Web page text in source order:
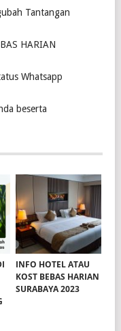
Tantangan
HARIAN
Whatsapp
beserta
INFO HOTEL ATAU
KOST BEBAS HARIAN
SURABAYA 2023